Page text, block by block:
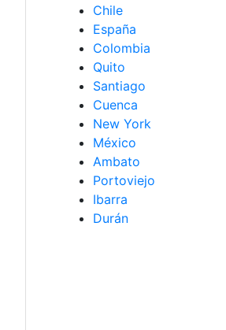
Chile
España
Colombia
Quito
Santiago
Cuenca
New York
México
Ambato
Portoviejo
Ibarra
Durán